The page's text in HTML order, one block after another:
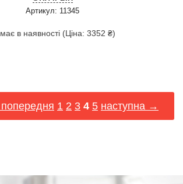
Артикул: 11345
в наявності (Ціна: 3352 ₴)
1 2 3 4 5 наступна →